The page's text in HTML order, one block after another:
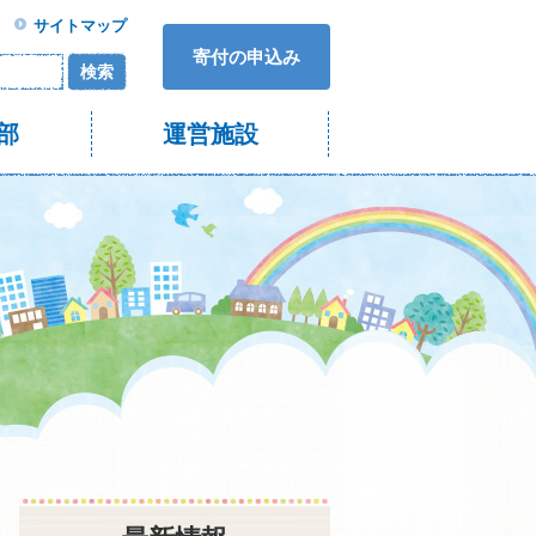
運営施設
寄付の申込み
サイトマップ
検索